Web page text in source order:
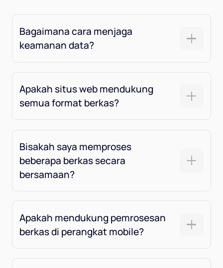
Bagaimana cara menjaga
keamanan data?
Apakah situs web mendukung
semua format berkas?
Bisakah saya memproses
beberapa berkas secara
bersamaan?
Apakah mendukung pemrosesan
berkas di perangkat mobile?